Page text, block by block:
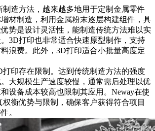
制造方法，越来越多地用于定制金属零件
材制造，利用金属粉末逐层构建组件，具
势是设计灵活性，能制造传统方法难以实
3D打印也非常适合快速原型制作，支持
浪费。此外，3D打印适合小批量高度定
打印存在限制。达到传统制造方法的强度
大规模生产速度较慢，通常需后处理以优
设备成本较高也限制其应用。Neway在使
权衡优势与限制，确保客户获得符合项目
。